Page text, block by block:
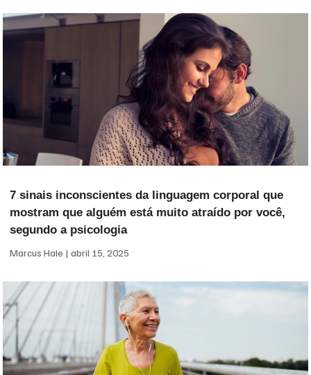
7 sinais inconscientes da linguagem corporal que
mostram que alguém está muito atraído por você,
segundo a psicologia
Marcus Hale abril 15, 2025